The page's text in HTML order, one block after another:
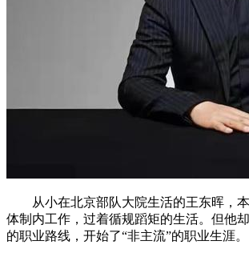
从小在北京部队大院生活的王东晖，本
体制内工作，过着循规蹈矩的生活。但他
的职业路线，开始了“非主流”的职业生涯。